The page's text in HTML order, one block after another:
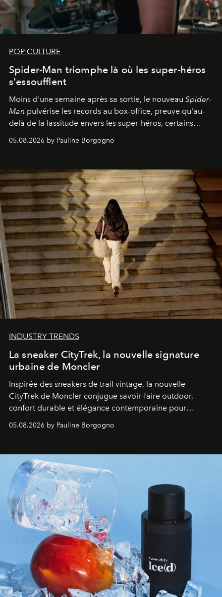
POP CULTURE
Spider-Man triomphe là où les super-héros
s'essoufflent
Moins d'une semaine après sa sortie, le nouveau Spider-
Man pulvérise les records au box-office, preuve qu'au-
delà de la lassitude envers les super-héros, certains
personnages continuent de susciter une ferveur intacte.
05.08.2026 by Pauline Borgogno
INDUSTRY TRENDS
La sneaker CityTrek, la nouvelle signature
urbaine de Moncler
Inspirée des sneakers de trail vintage, la nouvelle
CityTrek de Moncler conjugue savoir-faire outdoor,
confort durable et élégance contemporaine pour
accompagner les explorations du quotidien.
05.08.2026 by Pauline Borgogno